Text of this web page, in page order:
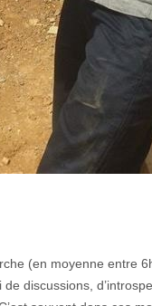
(en moyenne entre
discussions,